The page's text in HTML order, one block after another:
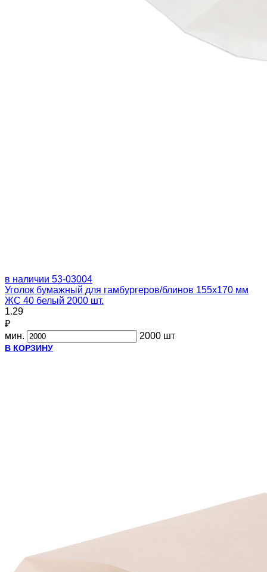
в наличии 53-03004
Уголок бумажный для гамбургеров/блинов 155х170 мм
ЖС 40 белый 2000 шт.
1.29
₽
мин.
2000 шт
В КОРЗИНУ